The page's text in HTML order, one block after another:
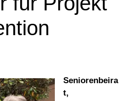
Seniorenbeira
t,